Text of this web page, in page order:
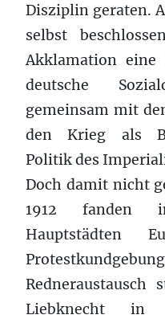
Disziplin geraten.
selbst
Akklamation
deutsche
gemeinsam mit
den Krieg als
Politik des
Doch damit nicht
1912 fanden
Hauptstädten
Redneraustausch
Liebknecht in